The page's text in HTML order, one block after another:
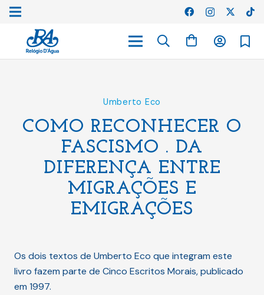
Umberto Eco
COMO RECONHECER O
FASCISMO . DA
DIFERENÇA ENTRE
MIGRAÇÕES E
EMIGRAÇÕES
Os dois textos de Umberto Eco que integram este
livro fazem parte de Cinco Escritos Morais, publicado
em 1997.